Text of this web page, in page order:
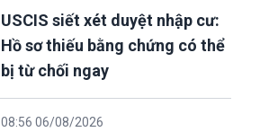
USCIS siết xét duyệt nhập cư:
Hồ sơ thiếu bằng chứng có thể
bị từ chối ngay
08:56 06/08/2026